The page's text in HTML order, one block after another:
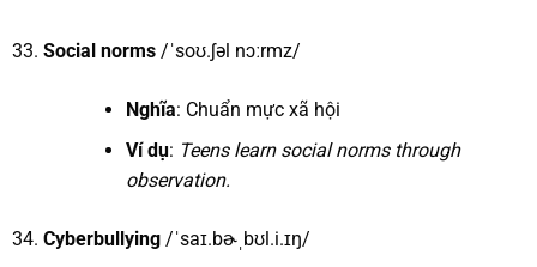
Social norms/ˈsoʊ.ʃəl nɔːrmz/
Nghĩa: Chuẩn mực xã hội
Ví dụ: Teens learn social norms through
observation.
Cyberbullying/ˈsaɪ.bɚˌbʊl.i.ɪŋ/